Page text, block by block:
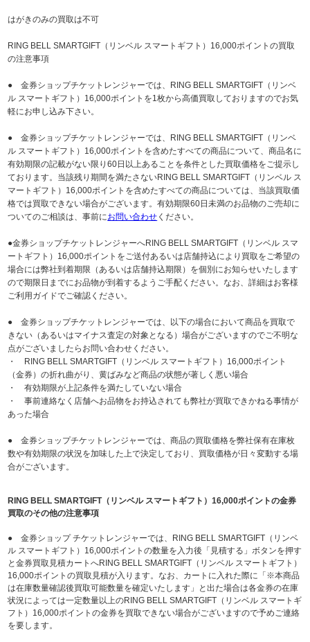
はがきのみの買取は不可
RING BELL SMARTGIFT（リンベル スマートギフト）16,000ポイントの買取
の注意事項
● 金券ショップチケットレンジャーでは、RING BELL SMARTGIFT（リンベ
ル スマートギフト）16,000ポイントを1枚から高価買取しておりますのでお気
軽にお申し込み下さい。
● 金券ショップチケットレンジャーでは、RING BELL SMARTGIFT（リンベ
ル スマートギフト）16,000ポイントを含めたすべての商品について、商品名に
有効期限の記載がない限り60日以上あることを条件とした買取価格をご提示し
ております。当該残り期間を満たさないRING BELL SMARTGIFT（リンベル ス
マートギフト）16,000ポイントを含めたすべての商品については、当該買取価
格では買取できない場合がございます。有効期限60日未満のお品物のご売却に
ついてのご相談は、事前にお問い合わせ ください。
●金券ショップチケットレンジャーへRING BELL SMARTGIFT（リンベル スマ
ートギフト）16,000ポイントをご送付あるいは店舗持込により買取をご希望の
場合には弊社到着期限（あるいは店舗持込期限）を個別にお知らせいたします
ので期限日までにお品物が到着するようご手配ください。なお、詳細はお客様
ご利用ガイドでご確認ください。
● 金券ショップチケットレンジャーでは、以下の場合において商品を買取で
きない（あるいはマイナス査定の対象となる）場合がございますのでご不明な
点がございましたらお問い合わせください。
・ RING BELL SMARTGIFT（リンベル スマートギフト）16,000ポイント
（金券）の折れ曲がり、黄ばみなど商品の状態が著しく悪い場合
・ 有効期限が上記条件を満たしていない場合
・ 事前連絡なく店舗へお品物をお持込されても弊社が買取できかねる事情が
あった場合
● 金券ショップチケットレンジャーでは、商品の買取価格を弊社保有在庫枚
数や有効期限の状況を加味した上で決定しており、買取価格が日々変動する場
合がございます。
RING BELL SMARTGIFT（リンベル スマートギフト）16,000ポイントの金券
買取のその他の注意事項
● 金券ショップ チケットレンジャーでは、RING BELL SMARTGIFT（リンベ
ル スマートギフト）16,000ポイントの数量を入力後「見積する」ボタンを押す
と金券買取見積カートへRING BELL SMARTGIFT（リンベル スマートギフト）
16,000ポイントの買取見積が入ります。なお、カートに入れた際に「※本商品
は在庫数量確認後買取可能数量を確定いたします」と出た場合は各金券の在庫
状況によっては一定数量以上のRING BELL SMARTGIFT（リンベル スマートギ
フト）16,000ポイントの金券を買取できない場合がございますので予めご連絡
を要します。